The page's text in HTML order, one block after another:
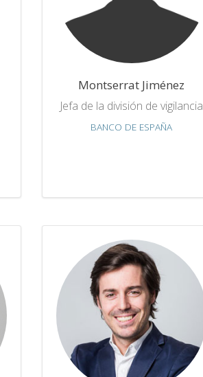
Montserrat Jiménez
Jefa de la división de vigilancia
BANCO DE ESPAÑA